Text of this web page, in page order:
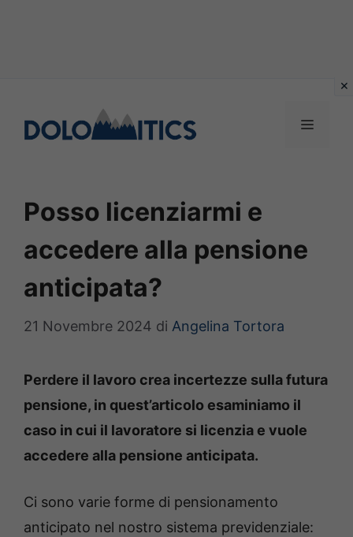
contenuto
MENU
Posso licenziarmi e
accedere alla pensione
anticipata?
21 Novembre 2024 di Angelina Tortora
Perdere il lavoro crea incertezze sulla futura
pensione, in quest’articolo esaminiamo il
caso in cui il lavoratore si licenzia e vuole
accedere alla pensione anticipata.
Ci sono varie forme di pensionamento
anticipato nel nostro sistema previdenziale: